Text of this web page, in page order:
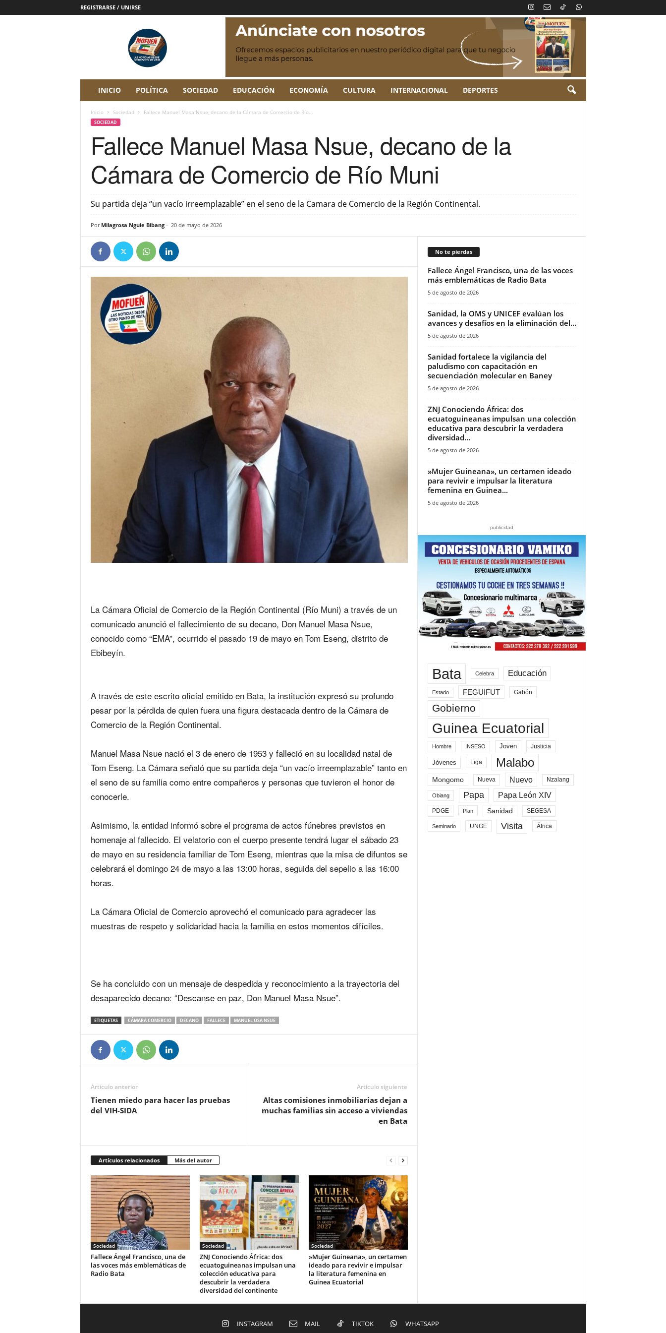
REGISTRARSE / UNIRSE
INICIO POLÍTICA SOCIEDAD EDUCACIÓN ECONOMÍA CULTURA INTERNACIONAL DEPORTES
Inicio Sociedad ‎Fallece Manuel Masa Nsue, decano de la Cámara de Comercio de Río...
SOCIEDAD
‎Fallece Manuel Masa Nsue, decano de la
Cámara de Comercio de Río Muni
‎Su partida deja “un vacío irreemplazable” en el seno de la Camara de Comercio de la Región Continental.
Por Milagrosa Nguie Bibang- 20 de mayo de 2026
‎La Cámara Oficial de Comercio de la Región Continental (Río Muni) a través de un
comunicado anunció el fallecimiento de su decano, Don Manuel Masa Nsue,
conocido como “EMA”, ocurrido el pasado 19 de mayo en Tom Eseng, distrito de
Ebibeyín.
‎A través de este escrito oficial emitido en Bata, la institución expresó su profundo
pesar por la pérdida de quien fuera una figura destacada dentro de la Cámara de
Comercio de la Región Continental.
‎Manuel Masa Nsue nació el 3 de enero de 1953 y falleció en su localidad natal de
Tom Eseng. La Cámara señaló que su partida deja “un vacío irreemplazable” tanto en
el seno de su familia como entre compañeros y personas que tuvieron el honor de
conocerle.
‎Asimismo, la entidad informó sobre el programa de actos fúnebres previstos en
homenaje al fallecido. El velatorio con el cuerpo presente tendrá lugar el sábado 23
de mayo en su residencia familiar de Tom Eseng, mientras que la misa de difuntos se
celebrará el domingo 24 de mayo a las 13:00 horas, seguida del sepelio a las 16:00
horas.
‎La Cámara Oficial de Comercio aprovechó el comunicado para agradecer las
muestras de respeto y solidaridad hacia la familia en estos momentos difíciles.
‎Se ha concluido con un mensaje de despedida y reconocimiento a la trayectoria del
desaparecido decano: “Descanse en paz, Don Manuel Masa Nsue”.
ETIQUETAS CÁMARA COMERCIO DECANO FALLECE MANUEL OSA NSUE
Artículo anterior
‎Tienen miedo para hacer las pruebas
del VIH-SIDA
Artículo siguiente
Altas comisiones inmobiliarias dejan a
muchas familias sin acceso a viviendas
en Bata
Artículos relacionados Más del autor
Sociedad
Fallece Ángel Francisco, una de
las voces más emblemáticas de
Radio Bata
Sociedad
ZNJ Conociendo África: dos
ecuatoguineanas impulsan una
colección educativa para
descubrir la verdadera
diversidad del continente
Sociedad
‎»Mujer Guineana», un certamen
ideado para revivir e impulsar
la literatura femenina en
Guinea Ecuatorial‎
No te pierdas
Fallece Ángel Francisco, una de las voces
más emblemáticas de Radio Bata
5 de agosto de 2026
Sanidad, la OMS y UNICEF evalúan los
avances y desafíos en la eliminación del...
5 de agosto de 2026
Sanidad fortalece la vigilancia del
paludismo con capacitación en
secuenciación molecular en Baney
5 de agosto de 2026
ZNJ Conociendo África: dos
ecuatoguineanas impulsan una colección
educativa para descubrir la verdadera
diversidad...
5 de agosto de 2026
‎»Mujer Guineana», un certamen ideado
para revivir e impulsar la literatura
femenina en Guinea...
5 de agosto de 2026
publicidad
Bata Celebra Educación
Estado FEGUIFUT Gabón
Gobierno
Guinea Ecuatorial
Hombre INSESO Joven Justicia
Jóvenes Liga Malabo
Mongomo Nueva Nuevo Nzalang
Obiang Papa Papa León XIV
PDGE Plan Sanidad SEGESA
Seminario UNGE Visita África
INSTAGRAM MAIL TIKTOK WHATSAPP